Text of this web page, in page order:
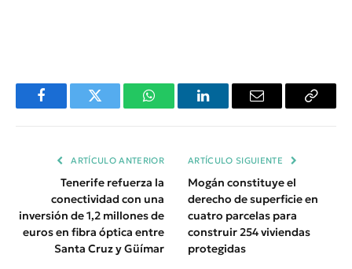
FacebookTwitter WhatsAppLinkedInEmail
Copiar
ARTÍCULO ANTERIOR
Tenerife refuerza la
conectividad con una
inversión de 1,2 millones de
euros en fibra óptica entre
Santa Cruz y Güímar
ARTÍCULO SIGUIENTE
Mogán constituye el
derecho de superficie en
cuatro parcelas para
construir 254 viviendas
protegidas